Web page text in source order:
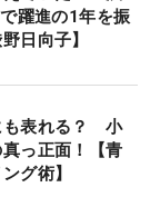
った勝みなみ
た。
テストに一発
るなど賞金ラ
サマンサタバ
」で初優勝を
躍進の1年を振
日向子】
も表れる？ 小
っ正面！【青
グ術】